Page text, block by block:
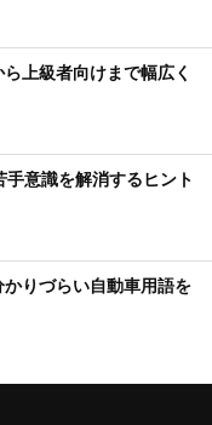
ら上級者向けまで幅広く
手意識を解消するヒント
かりづらい自動車用語を